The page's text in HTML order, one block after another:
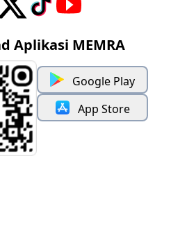
Aplikasi MEMRA
Google Play
App Store